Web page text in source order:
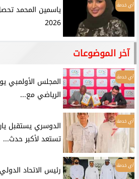
أي خدمة
ياسمين المحمد
2026
آخر الموضوعات
أي خدمة
المجلس الأولمبي
الرياضي مع...
أي خدمة
الدوسري يستقبل
تستعد لأكبر حدث...
أي خدمة
رئيس الاتحاد